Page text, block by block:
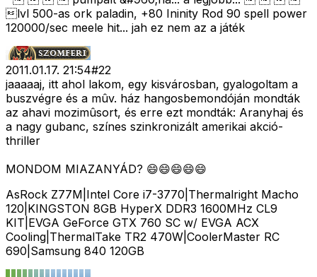
lvl 500-as ork paladin, +80 Ininity Rod 90 spell power
120000/sec meele hit... jah ez nem az a játék
2011.01.17. 21:54#22
jaaaaaj, itt ahol lakom, egy kisvárosban, gyalogoltam a
buszvégre és a mûv. ház hangosbemondóján mondták
az ahavi mozimûsort, és erre ezt mondták: Aranyhaj és
a nagy gubanc, színes szinkronizált amerikai akció-
thriller
MONDOM MIAZANYÁD? 😄😄😄😄😄
AsRock Z77M|Intel Core i7-3770|Thermalright Macho
120|KINGSTON 8GB HyperX DDR3 1600MHz CL9
KIT|EVGA GeForce GTX 760 SC w/ EVGA ACX
Cooling|ThermalTake TR2 470W|CoolerMaster RC
690|Samsung 840 120GB